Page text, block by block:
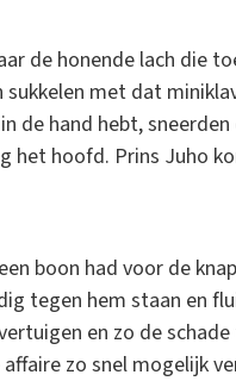
de honende lach die
met dat
de hand hebt,
het hoofd. Prins Juho
boon had voor de
tegen hem staan en
en zo de
zo snel mogelijk